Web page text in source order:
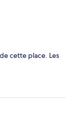
cette place. Les